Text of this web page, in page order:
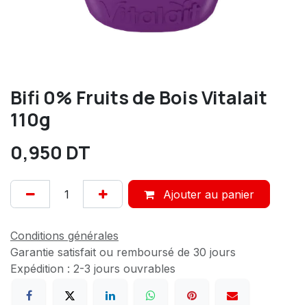
Bifi 0% Fruits de Bois Vitalait
110g
0,950 DT
Ajouter au panier
Conditions générales
Garantie satisfait ou remboursé de 30 jours
Expédition : 2-3 jours ouvrables